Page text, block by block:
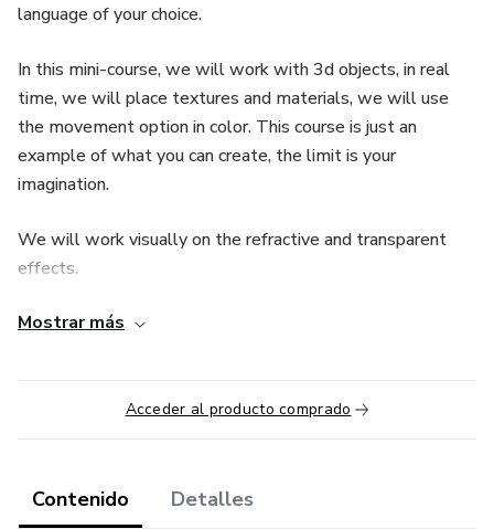
language of your choice.
In this mini-course, we will work with 3d objects, in real
time, we will place textures and materials, we will use
the movement option in color. This course is just an
example of what you can create, the limit is your
imagination.
We will work visually on the refractive and transparent
effects.
COURSE CONTENT:
1.Preparing the workspace
2. Work tools to use
3.Learning to use the material options
Mostrar más
Acceder al producto comprado
Contenido Detalles